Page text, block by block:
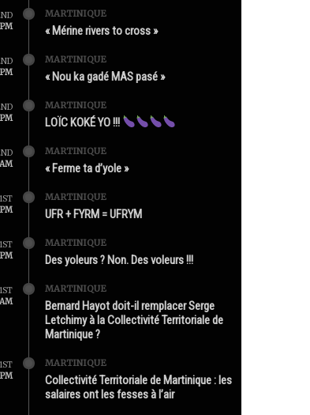
MARTINIQUE
« Mérine rivers to cross »
MARTINIQUE
« Nou ka gadé MAS pasé »
MARTINIQUE
LOÏC KOKÉ YO !!!
MARTINIQUE
« Ferme ta d’yole »
MARTINIQUE
UFR + FYRM = UFRYM
MARTINIQUE
Des yoleurs ? Non. Des voleurs !!!
MARTINIQUE
Bernard Hayot doit-il remplacer Serge
Letchimy à la Collectivité Territoriale de
Martinique ?
MARTINIQUE
Collectivité Territoriale de Martinique : les
salaires ont les fesses à l’air